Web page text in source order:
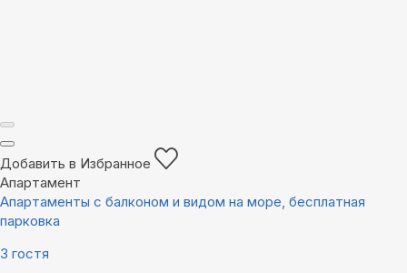
Добавить в Избранное
Апартамент
Апартаменты с балконом и видом на море, бесплатная
парковка
3 гостя